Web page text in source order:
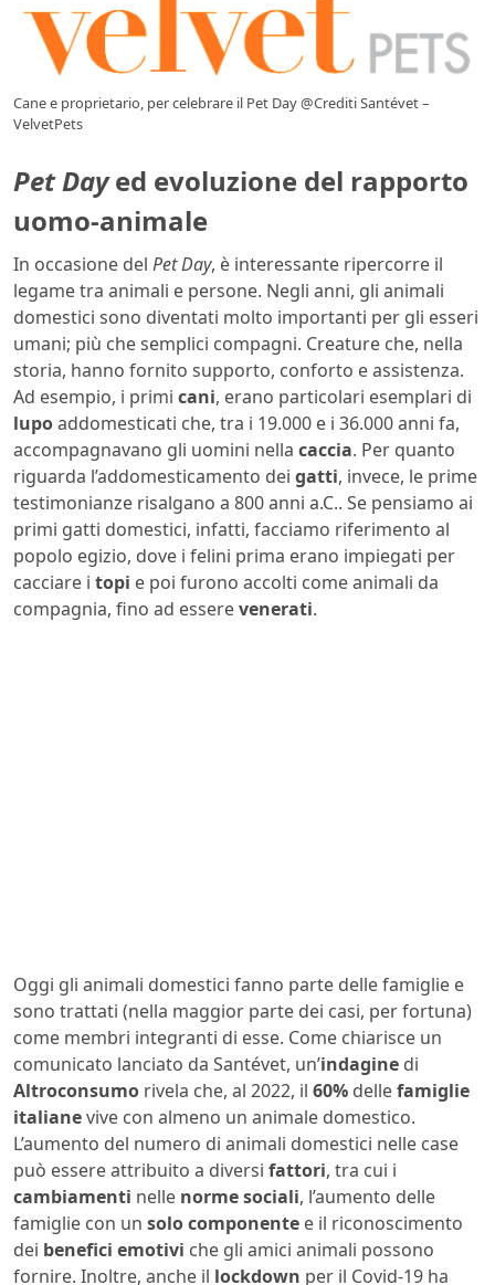
Cane e proprietario, per celebrare il Pet Day @Crediti Santévet –
VelvetPets
Pet Dayed evoluzione del rapporto
uomo-animale
In occasione del Pet Day, è interessante ripercorre il
legame tra animali e persone. Negli anni, gli animali
domestici sono diventati molto importanti per gli esseri
umani; più che semplici compagni. Creature che, nella
storia, hanno fornito supporto, conforto e assistenza.
Ad esempio, i primi cani, erano particolari esemplari di
lupoaddomesticati che, tra i 19.000 e i 36.000 anni fa,
accompagnavano gli uomini nella caccia. Per quanto
riguarda l’addomesticamento dei gatti, invece, le prime
testimonianze risalgano a 800 anni a.C.. Se pensiamo ai
primi gatti domestici, infatti, facciamo riferimento al
popolo egizio, dove i felini prima erano impiegati per
cacciare i topi e poi furono accolti come animali da
compagnia, fino ad esserevenerati.
Oggi gli animali domestici fanno parte delle famiglie e
sono trattati (nella maggior parte dei casi, per fortuna)
come membri integranti di esse. Come chiarisce un
comunicato lanciato da Santévet, un’indagine di
Altroconsumo rivela che, al 2022, il 60% dellefamiglie
italianevive con almeno un animale domestico.
L’aumento del numero di animali domestici nelle case
può essere attribuito a diversi fattori, tra cui i
cambiamenti nelle norme sociali, l’aumento delle
famiglie con un solo componente e il riconoscimento
dei benefici emotivi che gli amici animali possono
fornire. Inoltre, anche il lockdown per il Covid-19 ha